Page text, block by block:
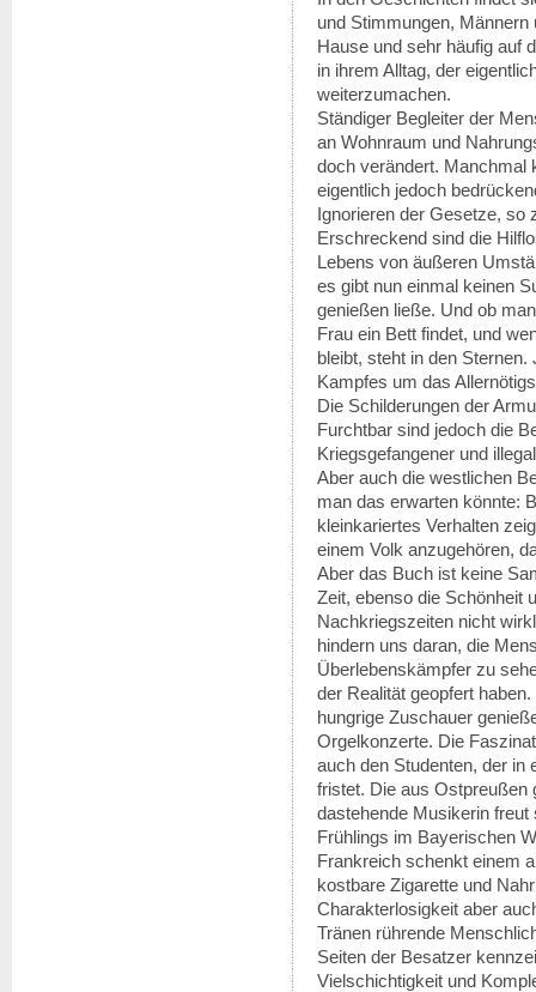
und Stimmungen,
Hause und sehr häufig auf
in ihrem Alltag, der
weiterzumachen.
Ständiger Begleiter der
an Wohnraum und
doch verändert. Manchmal
eigentlich jedoch
Ignorieren der Gesetze, so
Erschreckend sind die
Lebens von äußeren
es gibt nun einmal keinen
genießen ließe. Und ob
Frau ein Bett findet, und
bleibt, steht in den Sternen.
Kampfes um das
Die Schilderungen der
Furchtbar sind jedoch die
Kriegsgefangener und
Aber auch die westlichen
man das erwarten könnte:
kleinkariertes Verhalten
einem Volk anzugehören,
Aber das Buch ist keine
Zeit, ebenso die Schönheit
Nachkriegszeiten nicht
hindern uns daran, die
Überlebenskämpfer zu
der Realität geopfert
hungrige Zuschauer
Orgelkonzerte. Die
auch den Studenten, der in
fristet. Die aus Ostpreußen
dastehende Musikerin
Frühlings im Bayerischen
Frankreich schenkt einem
kostbare Zigarette und
Charakterlosigkeit aber
Tränen rührende
Seiten der Besatzer
Vielschichtigkeit und